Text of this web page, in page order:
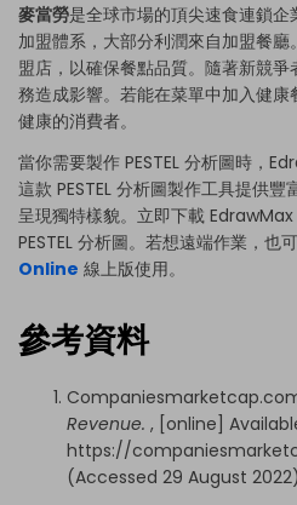
麥當勞是全球市場的頂尖速食連鎖
加盟體系，大部分利潤來自加盟餐
盟店，以確保餐點品質。隨著新競
務造成影響。若能在菜單中加入健
健康的消費者。
當你需要製作 PESTEL 分析圖時，
這款 PESTEL 分析圖製作工具提供
呈現獨特樣貌。立即下載
PESTEL 分析圖。若想遠端作業，也
Online 線上版使用。
參考資料
Revenue. , [online]
https://
(Accessed 29 August